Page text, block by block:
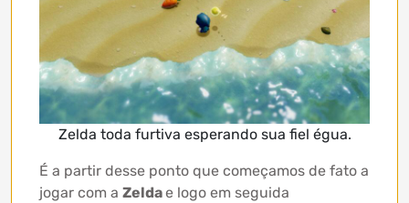
Zelda toda furtiva esperando sua fiel égua.
É a partir desse ponto que começamos de fato a
jogar com a Zeldae logo em seguida